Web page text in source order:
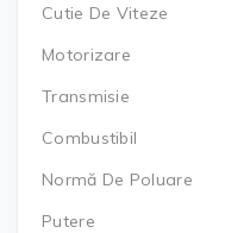
Cutie De Viteze
Motorizare
Transmisie
Combustibil
Normă De Poluare
Putere